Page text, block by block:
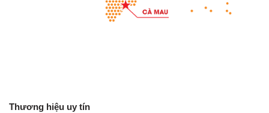
Thương hiệu uy tín